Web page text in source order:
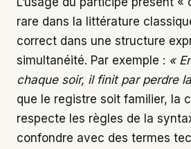
rare dans la littérature
correct dans une structure
simultanéité. Par exemple : «
chaque soir, il finit par perdre
que le registre soit familier, la
respecte les règles de la
confondre avec des termes